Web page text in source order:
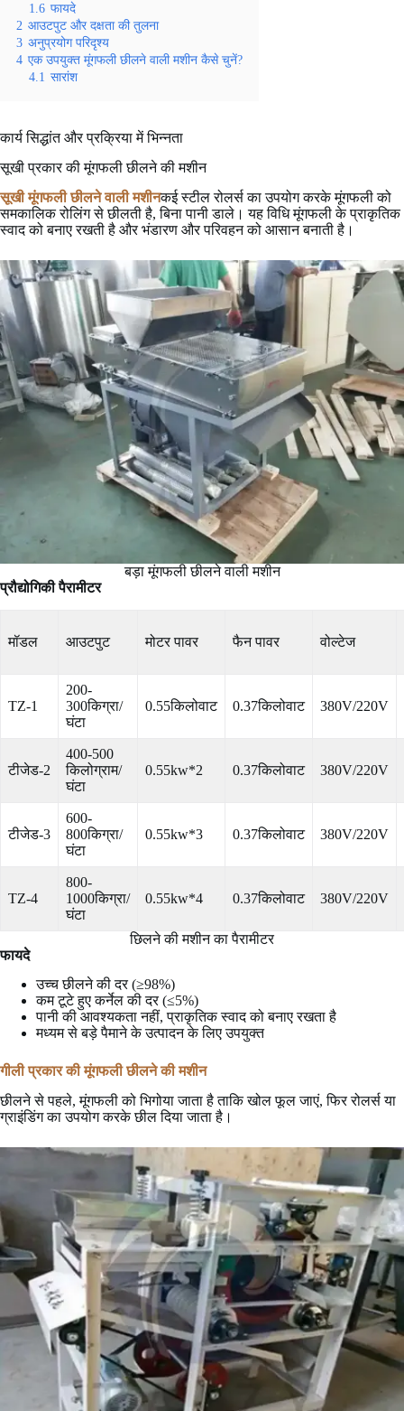
1.6 फायदे
2 आउटपुट और दक्षता की तुलना
3 अनुप्रयोग परिदृश्य
4 एक उपयुक्त मूंगफली छीलने वाली मशीन कैसे चुनें?
4.1 सारांश
कार्य सिद्धांत और प्रक्रिया में भिन्नता
सूखी प्रकार की मूंगफली छीलने की मशीन
सूखी मूंगफली छीलने वाली मशीनकई स्टील रोलर्स का उपयोग करके मूंगफली को
समकालिक रोलिंग से छीलती है, बिना पानी डाले। यह विधि मूंगफली के प्राकृतिक
स्वाद को बनाए रखती है और भंडारण और परिवहन को आसान बनाती है।
बड़ा मूंगफली छीलने वाली मशीन
प्रौद्योगिकी पैरामीटर
मॉडल आउटपुट मोटर पावर फैन पावर वोल्टेज
TZ-1
200-
300किग्रा/
घंटा
0.55किलोवाट 0.37किलोवाट 380V/220V
टीजेड-2
400-500
किलोग्राम/
घंटा
0.55kw*2 0.37किलोवाट 380V/220V
टीजेड-3
600-
800किग्रा/
घंटा
0.55kw*3 0.37किलोवाट 380V/220V
TZ-4
800-
1000किग्रा/
घंटा
0.55kw*4 0.37किलोवाट 380V/220V
छिलने की मशीन का पैरामीटर
फायदे
उच्च छीलने की दर (≥98%)
कम टूटे हुए कर्नेल की दर (≤5%)
पानी की आवश्यकता नहीं, प्राकृतिक स्वाद को बनाए रखता है
मध्यम से बड़े पैमाने के उत्पादन के लिए उपयुक्त
गीली प्रकार की मूंगफली छीलने की मशीन
छीलने से पहले, मूंगफली को भिगोया जाता है ताकि खोल फूल जाएं, फिर रोलर्स या
ग्राइंडिंग का उपयोग करके छील दिया जाता है।